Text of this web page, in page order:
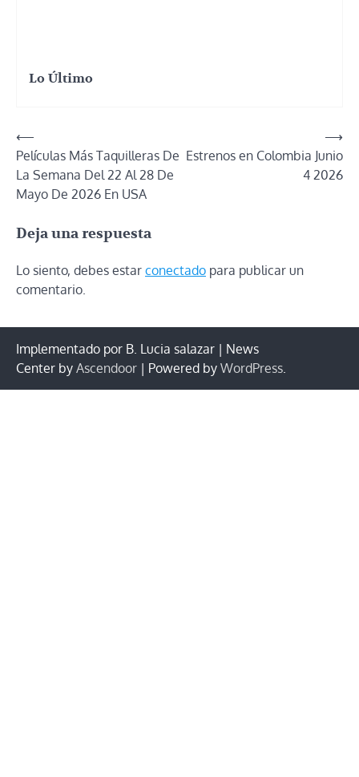
Lo Último
Navegación
de
entradas
⟵
Películas Más Taquilleras De
La Semana Del 22 Al 28 De
Mayo De 2026 En USA
Estrenos en Colombia Junio
4 2026
⟶
Deja una respuesta
Lo siento, debes estar conectado para publicar un
comentario.
Implementado por B. Lucia salazar | News
Center by Ascendoor | Powered by WordPress.